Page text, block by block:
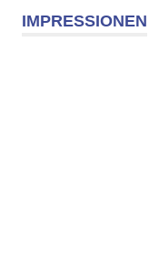
IMPRESSIONEN